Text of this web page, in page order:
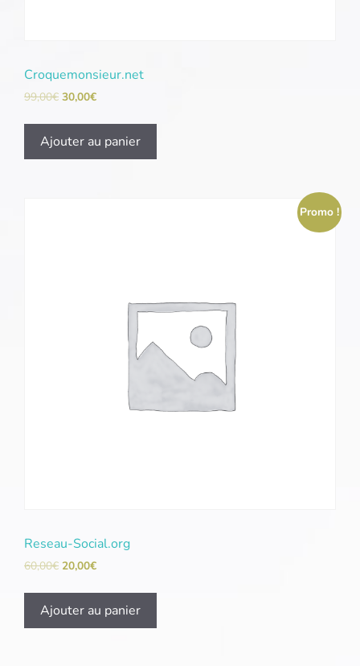
Croquemonsieur.net
99,00€ 30,00€
Ajouter au panier
Promo !
Reseau-Social.org
60,00€ 20,00€
Ajouter au panier